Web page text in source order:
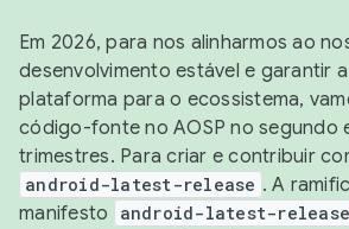
Em 2026, para nos alinharmos ao
desenvolvimento estável e garantir
plataforma para o ecossistema,
código-fonte no AOSP no segundo
trimestres. Para criar e contribuir
android-latest-release . A
manifesto
android-latest-release